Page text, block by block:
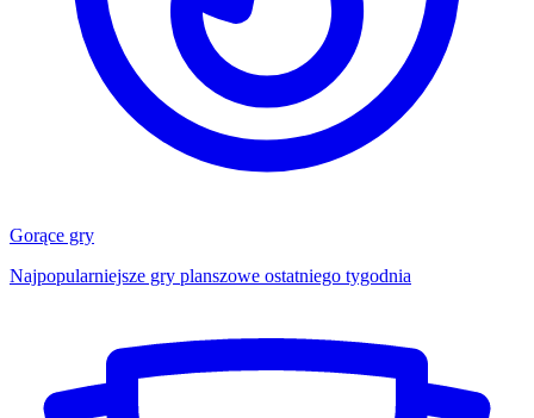
Gorące gry
Najpopularniejsze gry planszowe ostatniego tygodnia